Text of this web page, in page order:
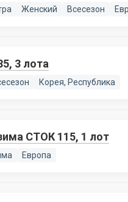
Женский Всесезон
3 лота
Корея, Республика
СТОК 115, 1 лот
Европа